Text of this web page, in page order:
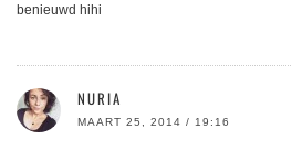
benieuwd hihi
NURIA
MAART 25, 2014 / 19:16